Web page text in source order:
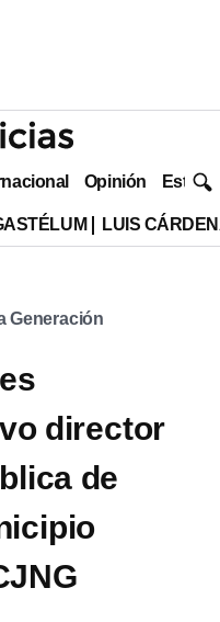
Opinión Estilo
LUIS
Generación
director
de